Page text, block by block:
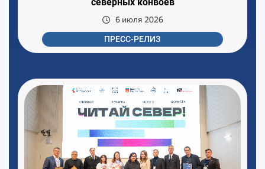
6 июля 2026
ПРЕСС-РЕЛИЗ